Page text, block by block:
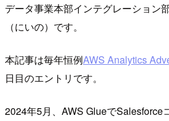
データ事業本部インテグレーション
（にいの）です。
本記事は毎年恒例AWS Analytics
日目のエントリです。
2024年5月、AWS GlueでSalesforce